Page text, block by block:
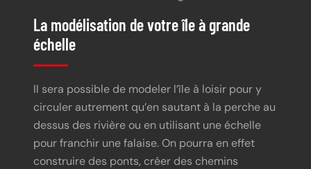
La modélisation de votre île à grande
échelle
Il sera possible de modeler l’île à loisir pour y
circuler autrement qu’en sautant à la perche au
dessus des rivière ou en utilisant une échelle
pour franchir une falaise. On pourra en effet
construire des ponts, créer des chemins